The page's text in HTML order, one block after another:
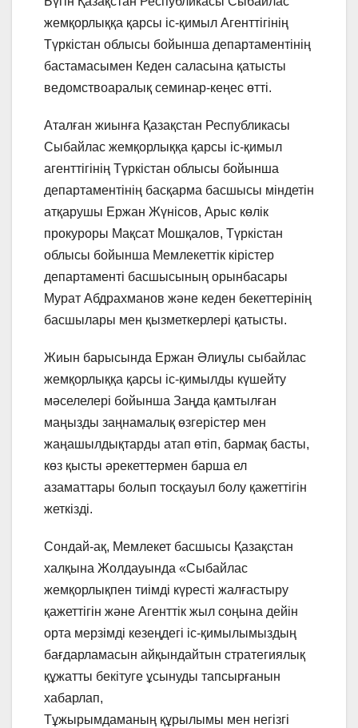
жемқорлыққа қарсы іс-қимыл Агенттігінің
Түркістан облысы бойынша департаментінің
бастамасымен Кеден саласына қатысты
ведомствоаралық семинар-кеңес өтті.
Аталған жиынға Қазақстан Республикасы
Сыбайлас жемқорлыққа қарсы іс-қимыл
агенттігінің Түркістан облысы бойынша
департаментінің басқарма басшысы міндетін
атқарушы Ержан Жүнісов, Арыс көлік
прокуроры Мақсат Мошқалов, Түркістан
облысы бойынша Мемлекеттік кірістер
департаменті басшысының орынбасары
Мурат Абдрахманов және кеден бекеттерінің
басшылары мен қызметкерлері қатысты.
Жиын барысында Ержан Әлиұлы сыбайлас
жемқорлыққа қарсы іс-қимылды күшейту
мәселелері бойынша Заңда қамтылған
маңызды заңнамалық өзгерістер мен
жаңашылдықтарды атап өтіп, бармақ басты,
көз қысты әрекеттермен барша ел
азаматтары болып тосқауыл болу қажеттігін
жеткізді.
Сондай-ақ, Мемлекет басшысы Қазақстан
халқына Жолдауында «Сыбайлас
жемқорлықпен тиімді күресті жалғастыру
қажеттігін және Агенттік жыл соңына дейін
орта мерзімді кезеңдегі іс-қимылымыздың
бағдарламасын айқындайтын стратегиялық
құжатты бекітуге ұсынуды тапсырғанын
хабарлап,
Тұжырымдаманың құрылымы мен негізгі